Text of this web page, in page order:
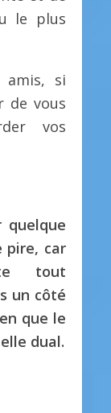
le plus
amis, si
de vous
vos
quelque
pire, car
tout
un côté
que le
dual.